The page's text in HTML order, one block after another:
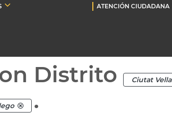
ATENCIÓN CIUDADANA
Distrito Ciutat Vella
.